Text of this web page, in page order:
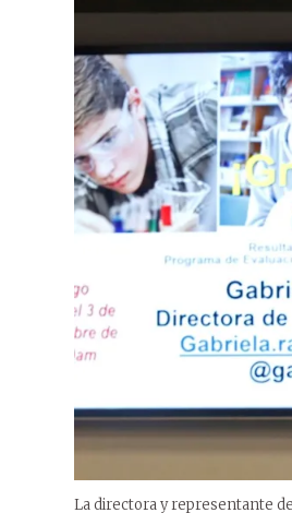
La directora y representante